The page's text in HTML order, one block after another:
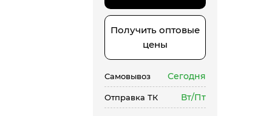
Получить оптовые
цены
Самовывоз Сегодня
Отправка ТК Вт/Пт